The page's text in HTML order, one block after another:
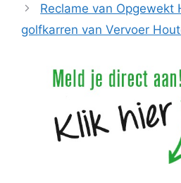
Reclame van Opgewekt
golfkarren van Vervoer